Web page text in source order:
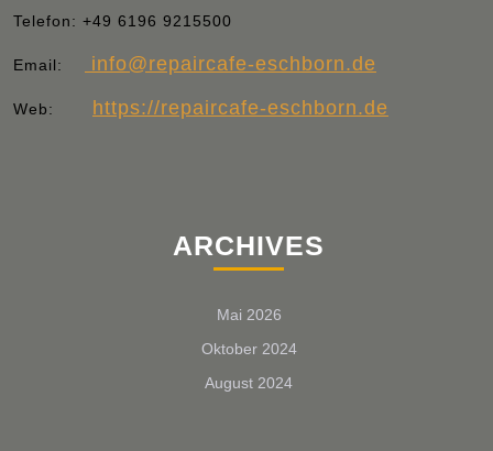
Telefon: +49 6196 9215500
Email: info@repaircafe-eschborn.de
Web: https://repaircafe-eschborn.de
ARCHIVES
Mai 2026
Oktober 2024
August 2024